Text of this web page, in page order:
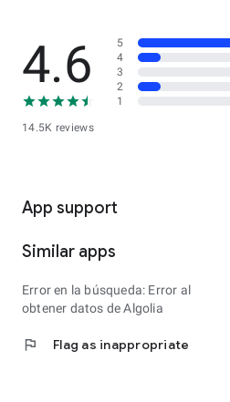
4.6
14.5K reviews
5
4
3
2
1
App support
Similar apps
Error en la búsqueda: Error al
obtener datos de Algolia
flag Flag as inappropriate